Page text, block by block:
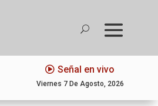
Señal en vivo
Viernes 7 De Agosto, 2026